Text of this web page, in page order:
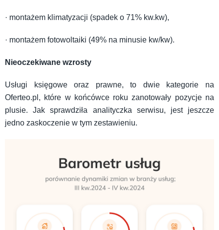
· montażem klimatyzacji (spadek o 71% kw.kw),
· montażem fotowoltaiki (49% na minusie kw/kw).
Nieoczekiwane wzrosty
Usługi księgowe oraz prawne, to dwie kategorie na
Oferteo.pl, które w końcówce roku zanotowały pozycje na
plusie. Jak sprawdziła analityczka serwisu, jest jeszcze
jedno zaskoczenie w tym zestawieniu.